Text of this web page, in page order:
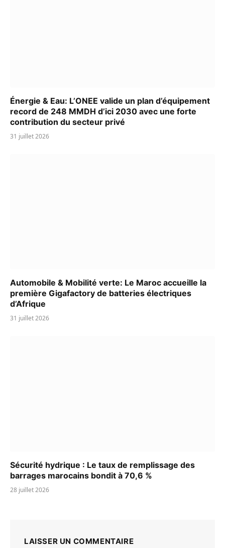
Énergie & Eau: L’ONEE valide un plan d’équipement
record de 248 MMDH d’ici 2030 avec une forte
contribution du secteur privé
31 juillet 2026
Automobile & Mobilité verte: Le Maroc accueille la
première Gigafactory de batteries électriques
d’Afrique
31 juillet 2026
Sécurité hydrique : Le taux de remplissage des
barrages marocains bondit à 70,6 %
28 juillet 2026
LAISSER UN COMMENTAIRE